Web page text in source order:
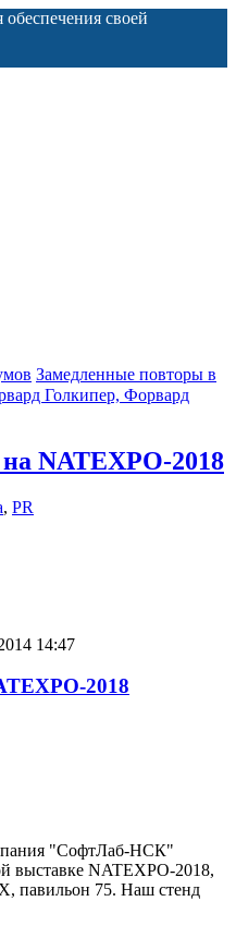
обеспечения своей
Замедленные повторы в
Голкипер, Форвард
NATEXPO-2018
, PR
14:47
2018
"СофтЛаб-НСК"
выставке NATEXPO-2018,
павильон 75. Наш стенд